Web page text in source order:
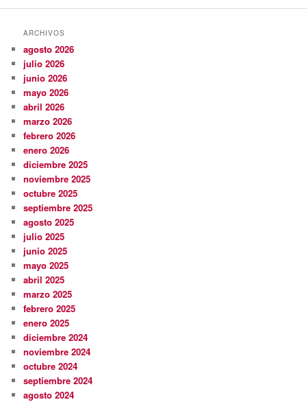
ARCHIVOS
agosto 2026
julio 2026
junio 2026
mayo 2026
abril 2026
marzo 2026
febrero 2026
enero 2026
diciembre 2025
noviembre 2025
octubre 2025
septiembre 2025
agosto 2025
julio 2025
junio 2025
mayo 2025
abril 2025
marzo 2025
febrero 2025
enero 2025
diciembre 2024
noviembre 2024
octubre 2024
septiembre 2024
agosto 2024